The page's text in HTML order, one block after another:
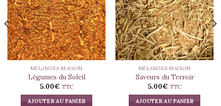
Ajouter
à la liste
d’envies
MÉLANGES MAISON
Légumes du Soleil
5.00€ TTC
AJOUTER AU PANIER
Ajouter
à la liste
d’envies
MÉLANGES MAISON
Saveurs du Terroir
5.00€ TTC
AJOUTER AU PANIER